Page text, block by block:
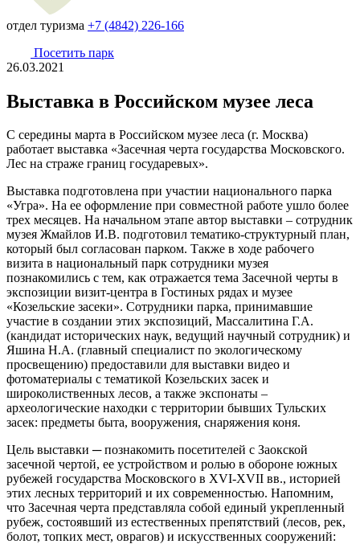
отдел туризма +7 (4842) 226-166
Посетить парк
26.03.2021
Выставка в Российском музее леса
С середины марта в Российском музее леса (г. Москва)
работает выставка «Засечная черта государства Московского.
Лес на страже границ государевых».
Выставка подготовлена при участии национального парка
«Угра». На ее оформление при совместной работе ушло более
трех месяцев. На начальном этапе автор выставки – сотрудник
музея Жмайлов И.В. подготовил тематико-структурный план,
который был согласован парком. Также в ходе рабочего
визита в национальный парк сотрудники музея
познакомились с тем, как отражается тема Засечной черты в
экспозиции визит-центра в Гостиных рядах и музее
«Козельские засеки». Сотрудники парка, принимавшие
участие в создании этих экспозиций, Массалитина Г.А.
(кандидат исторических наук, ведущий научный сотрудник) и
Яшина Н.А. (главный специалист по экологическому
просвещению) предоставили для выставки видео и
фотоматериалы с тематикой Козельских засек и
широколиственных лесов, а также экспонаты –
археологические находки с территории бывших Тульских
засек: предметы быта, вооружения, снаряжения коня.
Цель выставки ─ познакомить посетителей с Заокской
засечной чертой, ее устройством и ролью в обороне южных
рубежей государства Московского в XVI-XVII вв., историей
этих лесных территорий и их современностью. Напомним,
что Засечная черта представляла собой единый укрепленный
рубеж, состоявший из естественных препятствий (лесов, рек,
болот, топких мест, оврагов) и искусственных сооружений: